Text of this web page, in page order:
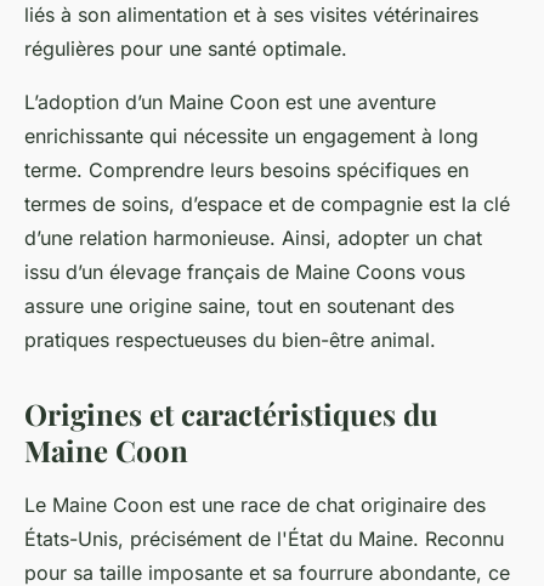
liés à son alimentation et à ses visites vétérinaires
régulières pour une santé optimale.
L’adoption d’un Maine Coon est une aventure
enrichissante qui nécessite un engagement à long
terme. Comprendre leurs besoins spécifiques en
termes de soins, d’espace et de compagnie est la clé
d’une relation harmonieuse. Ainsi, adopter un chat
issu d’un élevage français de Maine Coons vous
assure une origine saine, tout en soutenant des
pratiques respectueuses du bien-être animal.
Origines et caractéristiques du
Maine Coon
Le Maine Coon est une race de chat originaire des
États-Unis, précisément de l'État du Maine. Reconnu
pour sa taille imposante et sa fourrure abondante, ce